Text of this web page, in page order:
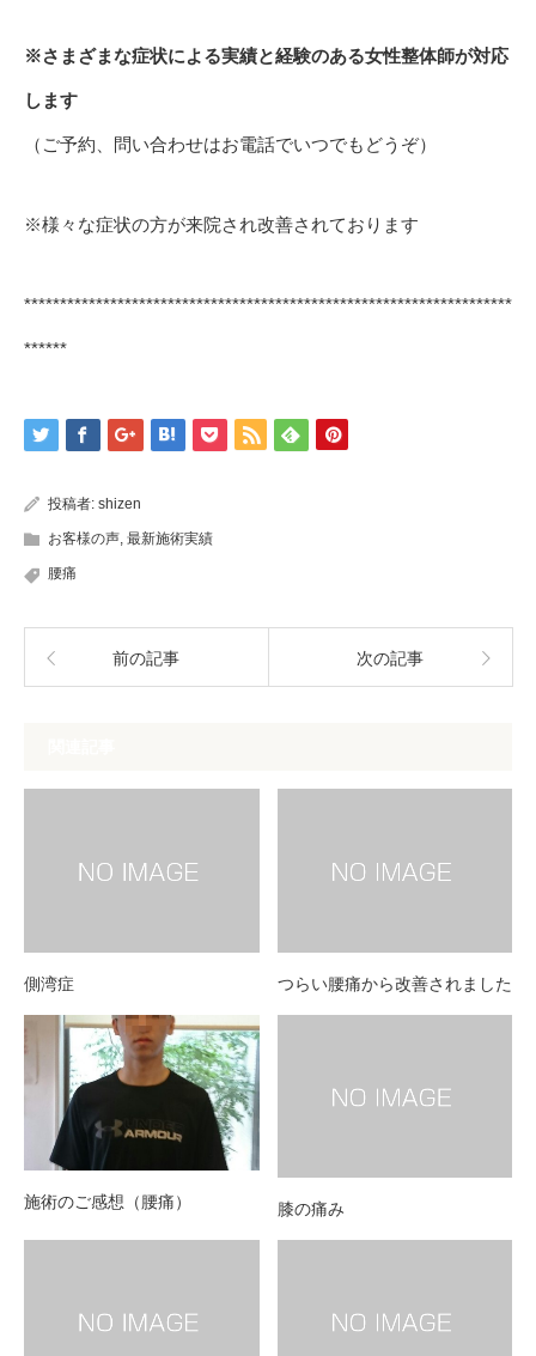
※さまざまな症状による実績と経験のある女性整体師が対応
します
（ご予約、問い合わせはお電話でいつでもどうぞ）
※様々な症状の方が来院され改善されております
********************************************************************
******
投稿者: shizen
お客様の声, 最新施術実績
腰痛
前の記事 次の記事
側湾症 つらい腰痛から改善されました
施術のご感想（腰痛） 膝の痛み